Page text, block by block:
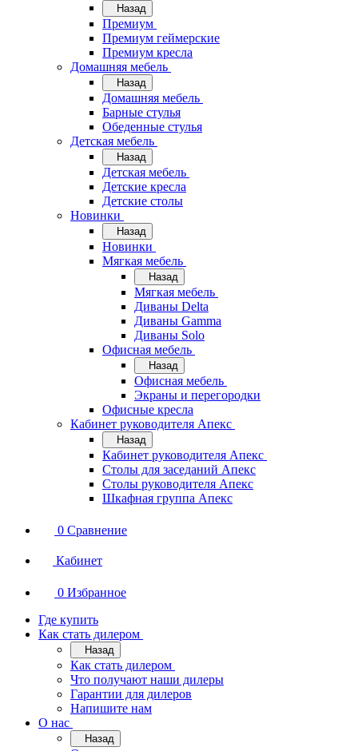
Назад
Премиум
Премиум геймерские
Премиум кресла
Домашняя мебель
Назад
Домашняя мебель
Барные стулья
Обеденные стулья
Детская мебель
Назад
Детская мебель
Детские кресла
Детские столы
Новинки
Назад
Новинки
Мягкая мебель
Назад
Мягкая мебель
Диваны Delta
Диваны Gamma
Диваны Solo
Офисная мебель
Назад
Офисная мебель
Экраны и перегородки
Офисные кресла
Кабинет руководителя Апекс
Назад
Кабинет руководителя Апекс
Столы для заседаний Апекс
Столы руководителя Апекс
Шкафная группа Апекс
0 Сравнение
Кабинет
0 Избранное
Где купить
Как стать дилером
Назад
Как стать дилером
Что получают наши дилеры
Гарантии для дилеров
Напишите нам
О нас
Назад